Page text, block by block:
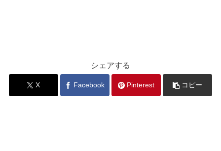
シェアする
X Facebook Pinterest コピー